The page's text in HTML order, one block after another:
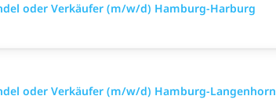
oder Verkäufer (m/w/d) Hamburg-Harburg
oder Verkäufer (m/w/d) Hamburg-Langenhorn